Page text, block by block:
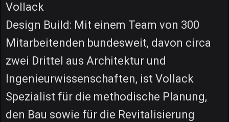
Vollack
Design Build: Mit einem Team von 300
Mitarbeitenden bundesweit, davon circa
zwei Drittel aus Architektur und
Ingenieurwissenschaften, ist Vollack
Spezialist für die methodische Planung,
den Bau sowie für die Revitalisierung